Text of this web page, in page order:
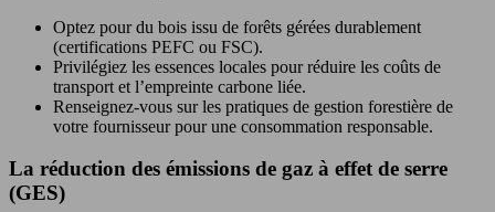
Optez pour du bois issu de forêts gérées durablement
(certifications PEFC ou FSC).
Privilégiez les essences locales pour réduire les coûts de
transport et l’empreinte carbone liée.
Renseignez-vous sur les pratiques de gestion forestière de
votre fournisseur pour une consommation responsable.
La réduction des émissions de gaz à effet de serre
(GES)